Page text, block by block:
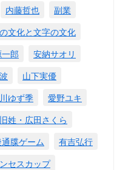
内藤哲也
副業
文化と文字の文化
郎
安納サオリ
山下実優
ゆず季
愛野ユキ
旧姓・広田さくら
牒ゲーム
有吉弘行
セスカップ